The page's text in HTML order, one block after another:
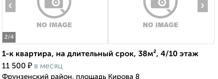
2/4
‹ ›
1-к квартира, на длительный срок, 38м², 4/10 этаж
11 500 ₽ в месяц
Фрунзенский район, площадь Кирова 8